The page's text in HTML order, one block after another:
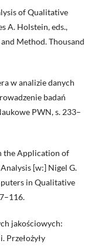
of Qualitative
A. Holstein, eds.,
Method. Thousand
w analizie danych
badań
PWN, s. 233–
the Application of
[w:] Nigel G.
in Qualitative
jakościowych:
Przełożyły